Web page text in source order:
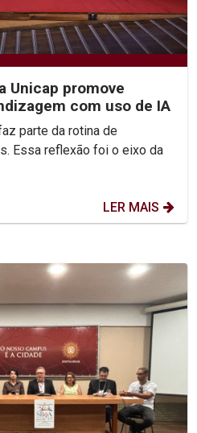
Unicap promove
com uso de IA
parte da rotina de
Essa reflexão foi o eixo da
LER MAIS